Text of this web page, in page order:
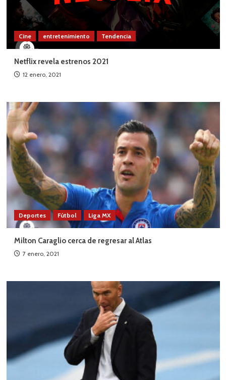
Cine entretenimiento Tendencia
Netflix revela estrenos 2021
12 enero, 2021
Deportes Fútbol Liga MX
Milton Caraglio cerca de regresar al Atlas
7 enero, 2021